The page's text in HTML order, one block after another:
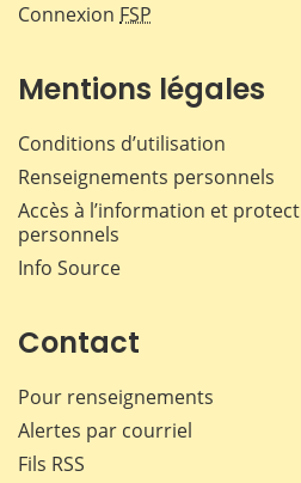
Connexion FSP
Mentions légales
Conditions d’utilisation
Renseignements personnels
Accès à l’information et
personnels
Info Source
Contact
Pour renseignements
Alertes par courriel
Fils RSS